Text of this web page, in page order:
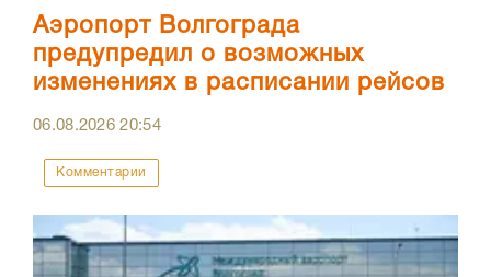
Аэропорт Волгограда
предупредил о возможных
изменениях в расписании рейсов
06.08.202620:54
Комментарии